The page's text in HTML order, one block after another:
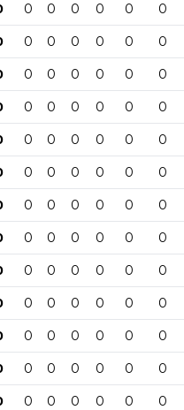
0 0 0 0 0 0
0 0 0 0 0 0
0 0 0 0 0 0
0 0 0 0 0 0
0 0 0 0 0 0
0 0 0 0 0 0
0 0 0 0 0 0
0 0 0 0 0 0
0 0 0 0 0 0
0 0 0 0 0 0
0 0 0 0 0 0
0 0 0 0 0 0
0 0 0 0 0 0